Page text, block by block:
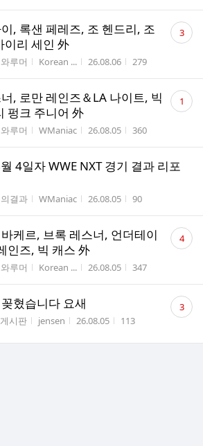
, 록샌 페레즈, 조 헨드리, 조
이리 세인 外
루머 작성자
Korean ... 작성시간
26.08.06 조회수
279
댓
글 3
, 로만 레인즈＆LA 나이트, 빅
펑크 주니어 外
루머 작성자
WManiac 작성시간
26.08.05 조회수
360
댓
글 1
4일자 WWE NXT 경기 결과 리포
결과 작성자
WManiac 작성시간
26.08.05 조회수
90
케르, 브록 레스너, 언더테이
인즈, 빅 캐스 外
루머 작성자
Korean ... 작성시간
26.08.05 조회수
347
댓
글 4
혔습니다 요새
시판 작성자
jensen 작성시간
26.08.05 조회수
113
댓
글 3